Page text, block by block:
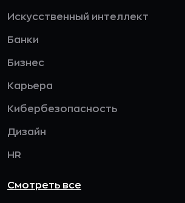
Искусственный интеллект
Банки
Бизнес
Карьера
Кибербезопасность
Дизайн
HR
Смотреть все